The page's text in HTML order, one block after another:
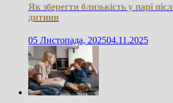
Як зберегти близькість у парі
дитини
05 Листопада, 202504.11.2025